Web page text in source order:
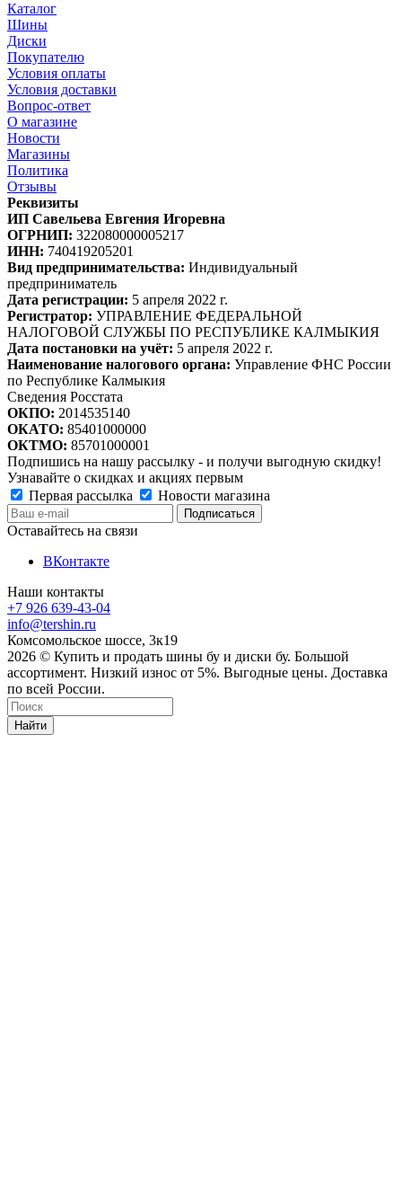
Каталог
Шины
Диски
Покупателю
Условия оплаты
Условия доставки
Вопрос-ответ
О магазине
Новости
Магазины
Политика
Отзывы
Реквизиты
ИП Савельева Евгения Игоревна
ОГРНИП: 322080000005217
ИНН: 740419205201
Вид предпринимательства: Индивидуальный
предприниматель
Дата регистрации: 5 апреля 2022 г.
Регистратор: УПРАВЛЕНИЕ ФЕДЕРАЛЬНОЙ
НАЛОГОВОЙ СЛУЖБЫ ПО РЕСПУБЛИКЕ КАЛМЫКИЯ
Дата постановки на учёт: 5 апреля 2022 г.
Наименование налогового органа: Управление ФНС России
по Республике Калмыкия
Сведения Росстата
ОКПО: 2014535140
ОКАТО: 85401000000
ОКТМО: 85701000001
Подпишись на нашу рассылку - и получи выгодную скидку!
Узнавайте о скидках и акциях первым
Первая рассылка
Новости магазина
Оставайтесь на связи
ВКонтакте
Наши контакты
+7 926 639-43-04
info@tershin.ru
Комсомольское шоссе, 3к19
2026 © Купить и продать шины бу и диски бу. Большой
ассортимент. Низкий износ от 5%. Выгодные цены. Доставка
по всей России.
Найти